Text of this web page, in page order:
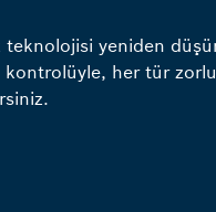
teknolojisi yeniden
kontrolüyle, her tür